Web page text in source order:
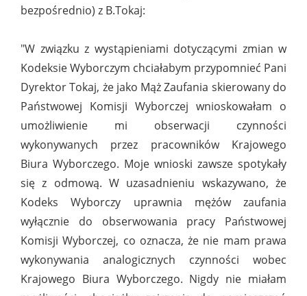
bezpośrednio) z B.Tokaj:
"W związku z wystąpieniami dotyczącymi zmian w
Kodeksie Wyborczym chciałabym przypomnieć Pani
Dyrektor Tokaj, że jako Mąż Zaufania skierowany do
Państwowej Komisji Wyborczej wnioskowałam o
umożliwienie mi obserwacji czynności
wykonywanych przez pracowników Krajowego
Biura Wyborczego. Moje wnioski zawsze spotykały
się z odmową. W uzasadnieniu wskazywano, że
Kodeks Wyborczy uprawnia mężów zaufania
wyłącznie do obserwowania pracy Państwowej
Komisji Wyborczej, co oznacza, że nie mam prawa
wykonywania analogicznych czynności wobec
Krajowego Biura Wyborczego. Nigdy nie miałam